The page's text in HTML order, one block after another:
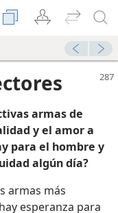
armas de
y el amor a
para el hombre y
algún día?
armas más
esperanza para